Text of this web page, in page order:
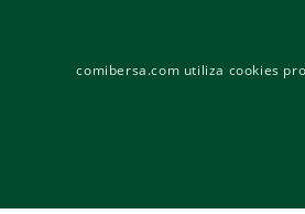
comibersa.com utiliza cookies